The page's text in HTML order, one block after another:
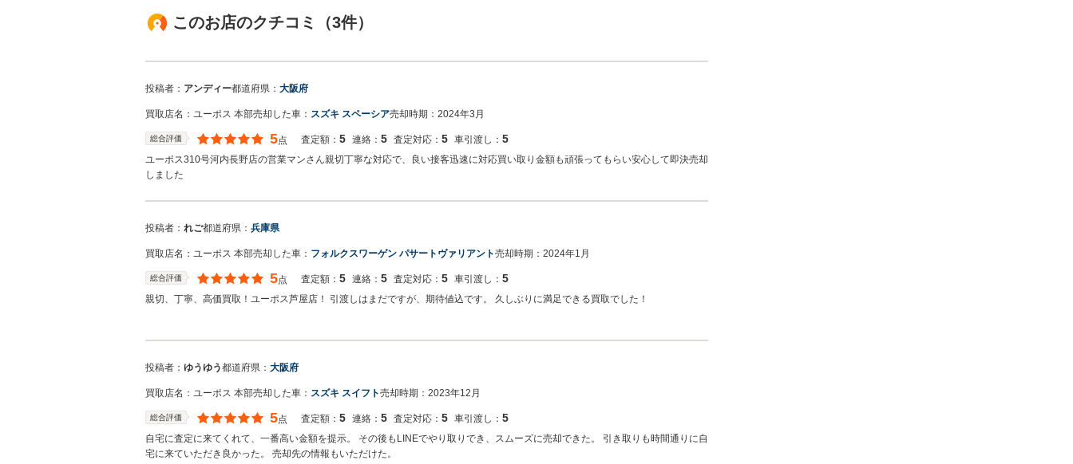
このお店のクチコミ（3件）
投稿者： アンディー都道府県： 大阪府
買取店名： ユーポス 本部売却した車： スズキ スペーシア売却時期： 2024年3月
総合評価 5点 査定額： 5 連絡： 5 査定対応： 5 車引渡し： 5
ユーポス310号河内長野店の営業マンさん親切丁寧な対応で、良い接客迅速に対応買い取り金額も頑張ってもらい安心して即決売却
しました
投稿者： れご都道府県： 兵庫県
買取店名： ユーポス 本部売却した車： フォルクスワーゲン パサートヴァリアント売却時期： 2024年1月
総合評価 5点 査定額： 5 連絡： 5 査定対応： 5 車引渡し： 5
親切、丁寧、高価買取！ユーポス芦屋店！ 引渡しはまだですが、期待値込です。 久しぶりに満足できる買取でした！
投稿者： ゆうゆう都道府県： 大阪府
買取店名： ユーポス 本部売却した車： スズキ スイフト売却時期： 2023年12月
総合評価 5点 査定額： 5 連絡： 5 査定対応： 5 車引渡し： 5
自宅に査定に来てくれて、一番高い金額を提示。 その後もLINEでやり取りでき、スムーズに売却できた。 引き取りも時間通りに自
宅に来ていただき良かった。 売却先の情報もいただけた。